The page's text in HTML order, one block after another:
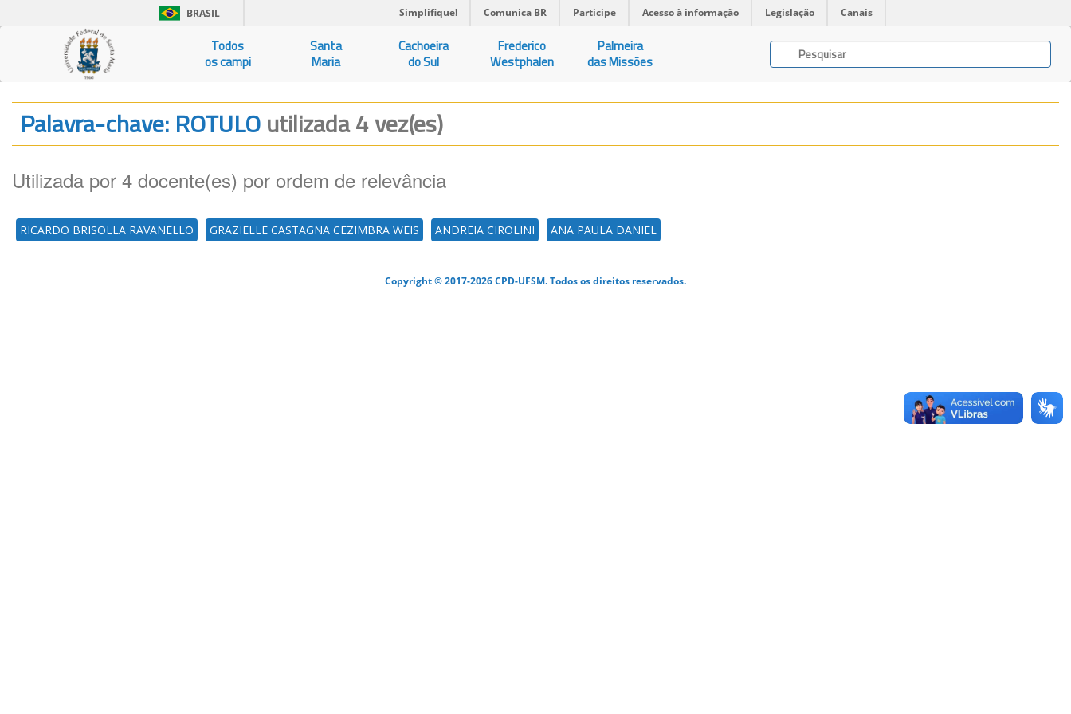
BRASIL Simplifique! Comunica BR Participe Acesso à informação Legislação Canais
Todos
os campi
Santa
Maria
Cachoeira
do Sul
Frederico
Westphalen
Palmeira
das Missões
Palavra-chave: ROTULOutilizada 4 vez(es)
Utilizada por 4 docente(es) por ordem de relevância
RICARDO BRISOLLA RAVANELLO GRAZIELLE CASTAGNA CEZIMBRA WEIS ANDREIA CIROLINI ANA PAULA DANIEL
Copyright © 2017-2026 CPD-UFSM. Todos os direitos reservados.